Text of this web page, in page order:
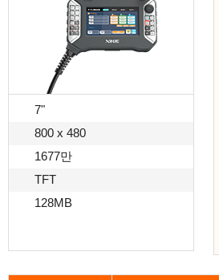
7"
800 x 480
1677만
TFT
128MB